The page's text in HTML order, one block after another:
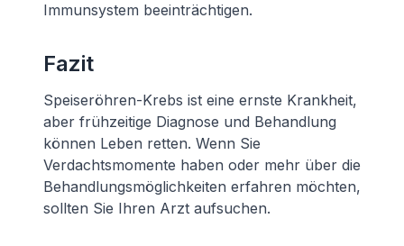
Immunsystem beeinträchtigen.
Fazit
Speiseröhren-Krebs ist eine ernste Krankheit,
aber frühzeitige Diagnose und Behandlung
können Leben retten. Wenn Sie
Verdachtsmomente haben oder mehr über die
Behandlungsmöglichkeiten erfahren möchten,
sollten Sie Ihren Arzt aufsuchen.